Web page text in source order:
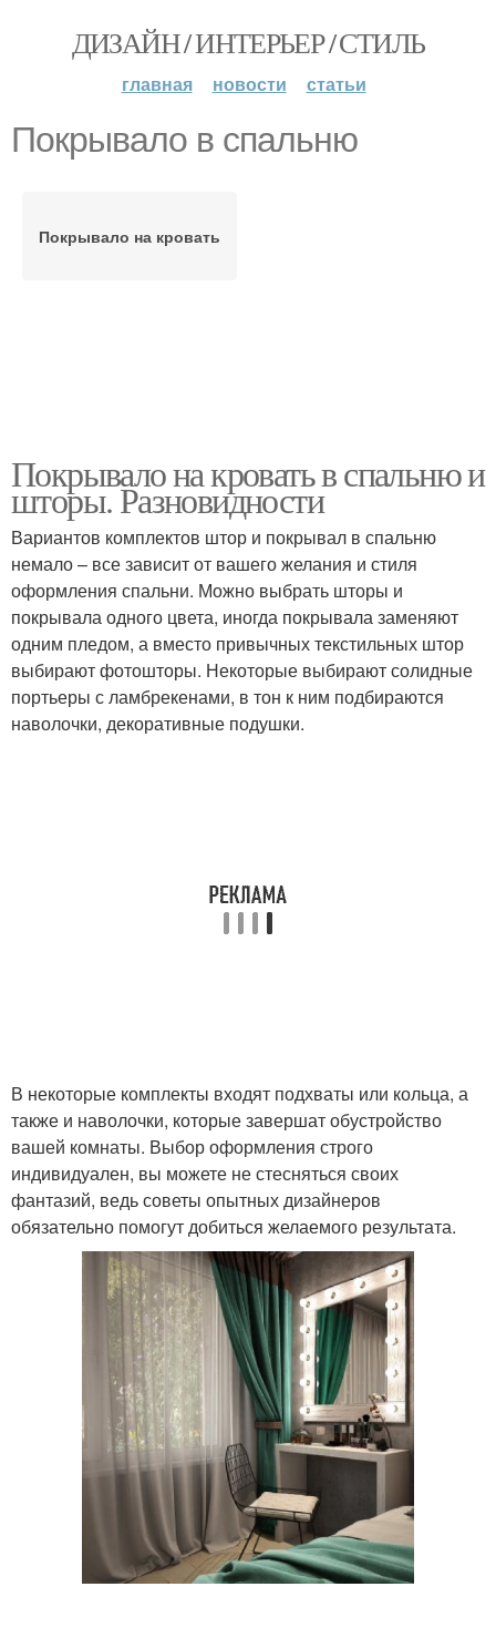
ДИЗАЙН / ИНТЕРЬЕР / СТИЛЬ
главная новости статьи
Покрывало в спальню
Покрывало на кровать
Покрывало на кровать в спальню и
шторы. Разновидности
Вариантов комплектов штор и покрывал в спальню
немало – все зависит от вашего желания и стиля
оформления спальни. Можно выбрать шторы и
покрывала одного цвета, иногда покрывала заменяют
одним пледом, а вместо привычных текстильных штор
выбирают фотошторы. Некоторые выбирают солидные
портьеры с ламбрекенами, в тон к ним подбираются
наволочки, декоративные подушки.
В некоторые комплекты входят подхваты или кольца, а
также и наволочки, которые завершат обустройство
вашей комнаты. Выбор оформления строго
индивидуален, вы можете не стесняться своих
фантазий, ведь советы опытных дизайнеров
обязательно помогут добиться желаемого результата.